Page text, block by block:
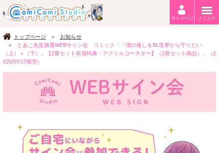
トップページ
お知らせ
とあこ先生抽選WEBサイン会 コミック「『僕の推しをBL世界から守りたい
（上）＋（下）』【2冊セット有償特典・アクリルコースター】（2冊セット商品）」（2
026/07/17発売）
マイページ メニュー